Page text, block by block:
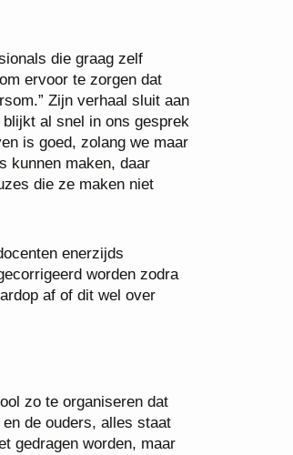
die graag zelf
ervoor te zorgen dat
Zijn verhaal sluit aan
al snel in ons gesprek
is goed, zolang we maar
kunnen maken, daar
die ze maken niet
enerzijds
worden zodra
af of dit wel over
zo te organiseren dat
de ouders, alles staat
gedragen worden, maar